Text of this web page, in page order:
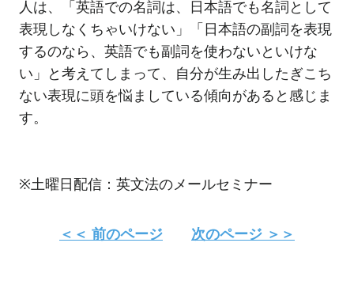
人は、「英語での名詞は、日本語でも名詞として
表現しなくちゃいけない」「日本語の副詞を表現
するのなら、英語でも副詞を使わないといけな
い」と考えてしまって、自分が生み出したぎこち
ない表現に頭を悩ましている傾向があると感じま
す。
※土曜日配信：英文法のメールセミナー
＜＜ 前のページ 次のページ ＞＞